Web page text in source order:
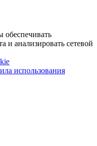
и анализировать сетевой
использования